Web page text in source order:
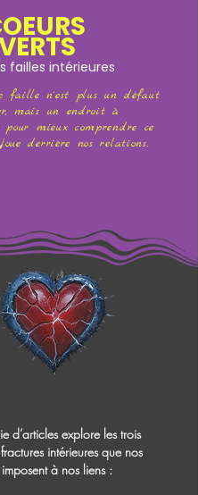
failles intérieures
faille n'est plus un défaut
mais un endroit à
pour mieux comprendre ce
derrière nos relations.
d’articles explore les trois
intérieures que nos
imposent à nos liens :